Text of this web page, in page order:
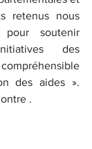
retenus nous
pour soutenir
des
des aides ».
.